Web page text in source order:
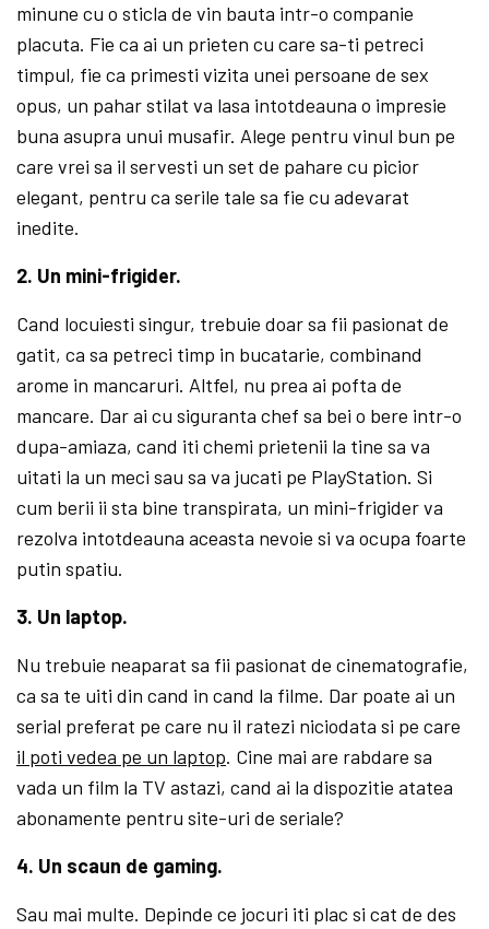
minune cu o sticla de vin bauta intr-o companie
placuta. Fie ca ai un prieten cu care sa-ti petreci
timpul, fie ca primesti vizita unei persoane de sex
opus, un pahar stilat va lasa intotdeauna o impresie
buna asupra unui musafir. Alege pentru vinul bun pe
care vrei sa il servesti un set de pahare cu picior
elegant, pentru ca serile tale sa fie cu adevarat
inedite.
2. Un mini-frigider.
Cand locuiesti singur, trebuie doar sa fii pasionat de
gatit, ca sa petreci timp in bucatarie, combinand
arome in mancaruri. Altfel, nu prea ai pofta de
mancare. Dar ai cu siguranta chef sa bei o bere intr-o
dupa-amiaza, cand iti chemi prietenii la tine sa va
uitati la un meci sau sa va jucati pe PlayStation. Si
cum berii ii sta bine transpirata, un mini-frigider va
rezolva intotdeauna aceasta nevoie si va ocupa foarte
putin spatiu.
3. Un laptop.
Nu trebuie neaparat sa fii pasionat de cinematografie,
ca sa te uiti din cand in cand la filme. Dar poate ai un
serial preferat pe care nu il ratezi niciodata si pe care
il poti vedea pe un laptop. Cine mai are rabdare sa
vada un film la TV astazi, cand ai la dispozitie atatea
abonamente pentru site-uri de seriale?
4. Un scaun de gaming.
Sau mai multe. Depinde ce jocuri iti plac si cat de des